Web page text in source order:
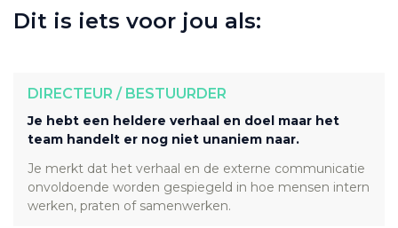
Dit is iets voor jou als:
DIRECTEUR / BESTUURDER
Je hebt een heldere verhaal en doel maar het
team handelt er nog niet unaniem naar.
Je merkt dat het verhaal en de externe communicatie
onvoldoende worden gespiegeld in hoe mensen intern
werken, praten of samenwerken.